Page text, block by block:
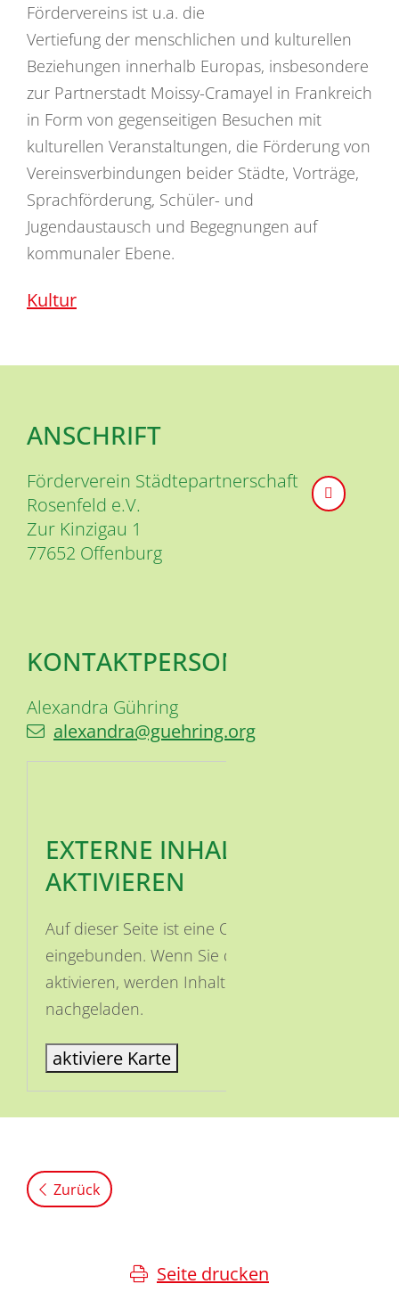
Fördervereins ist u.a. die
Vertiefung der menschlichen und kulturellen
Beziehungen innerhalb Europas, insbesondere
zur Partnerstadt Moissy-Cramayel in Frankreich
in Form von gegenseitigen Besuchen mit
kulturellen Veranstaltungen, die Förderung von
Vereinsverbindungen beider Städte, Vorträge,
Sprachförderung, Schüler- und
Jugendaustausch und Begegnungen auf
kommunaler Ebene.
Kultur
ANSCHRIFT
Förderverein Städtepartnerschaft
Rosenfeld e.V.
Zur Kinzigau 1
77652 Offenburg
KONTAKTPERSON
Alexandra Gühring
alexandra@guehring.org
EXTERNE INHALTE
AKTIVIEREN
Auf dieser Seite ist eine OSM Karte
eingebunden. Wenn Sie die Karte
aktivieren, werden Inhalte von OSM
nachgeladen.
aktiviere Karte
Zurück
Seite drucken